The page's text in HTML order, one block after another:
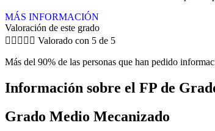
MÁS INFORMACIÓN
Valoración de este grado
     Valorado con 5 de 5
Más del 90% de las personas que han pedido
Información sobre el FP de
Grado Medio Mecanizado